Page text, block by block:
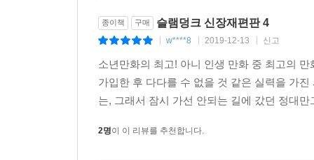
종이책 구매 슬램덩크 신장재편판 4
w****8 2019-12-13 신고
소년만화의 최고! 아니 인생 만화 중 최고의
가입한 후 다다를 수 없을 것 같은 실력을 가
는, 그래서 잠시 가선 안되는 길에 갔던 정대
2명이 이 리뷰를 추천합니다.